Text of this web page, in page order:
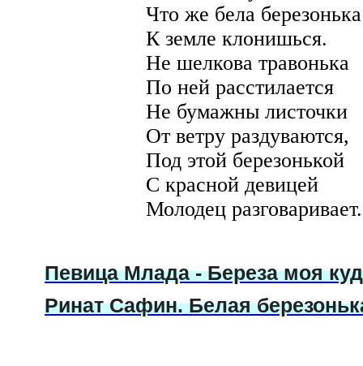
Что же бела березонька
К земле клонишься.
Не шелкова травонька
По ней расстилается
Не бумажны листочки
От ветру раздуваются,
Под этой березонькой
С красной девицей
Молодец разговаривает.
Певица Млада - Береза моя
Ринат Сафин. Белая